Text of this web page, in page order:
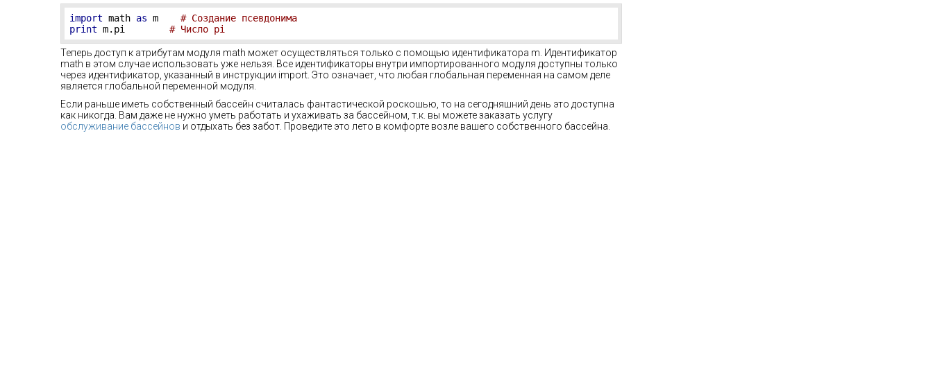
import math as m # Создание псевдонима
print m.pi # Число pi
Теперь доступ к атрибутам модуля math может осуществляться только с помощью идентификатора m. Идентификатор
math в этом случае использовать уже нельзя. Все идентификаторы внутри импортированного модуля доступны только
через идентификатор, указанный в инструкции import. Это означает, что любая глобальная переменная на самом деле
является глобальной переменной модуля.
Если раньше иметь собственный бассейн считалась фантастической роскошью, то на сегодняшний день это доступна
как никогда. Вам даже не нужно уметь работать и ухаживать за бассейном, т.к. вы можете заказать услугу
обслуживание бассейнов и отдыхать без забот. Проведите это лето в комфорте возле вашего собственного бассейна.